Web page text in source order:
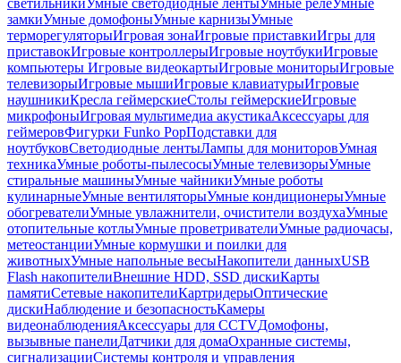
светильникиУмные светодиодные лентыУмные релеУмные
замкиУмные домофоныУмные карнизыУмные
терморегуляторыИгровая зонаИгровые приставкиИгры для
приставокИгровые контроллерыИгровые ноутбукиИгровые
компьютеры Игровые видеокартыИгровые мониторыИгровые
телевизорыИгровые мышиИгровые клавиатурыИгровые
наушникиКресла геймерскиеСтолы геймерскиеИгровые
микрофоныИгровая мультимедиа акустикаАксессуары для
геймеровФигурки Funko PopПодставки для
ноутбуковСветодиодные лентыЛампы для мониторовУмная
техникаУмные роботы-пылесосыУмные телевизорыУмные
стиральные машиныУмные чайникиУмные роботы
кулинарныеУмные вентиляторыУмные кондиционерыУмные
обогревателиУмные увлажнители, очистители воздухаУмные
отопительные котлыУмные проветривателиУмные радиочасы,
метеостанцииУмные кормушки и поилки для
животныхУмные напольные весыНакопители данныхUSB
Flash накопителиВнешние HDD, SSD дискиКарты
памятиСетевые накопителиКартридерыОптические
дискиНаблюдение и безопасностьКамеры
видеонаблюденияАксессуары для CCTVДомофоны,
вызывные панелиДатчики для домаОхранные системы,
сигнализацииСистемы контроля и управления